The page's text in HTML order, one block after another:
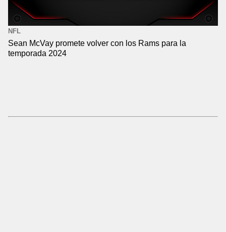
NFL
Sean McVay promete volver con los Rams para la
temporada 2024